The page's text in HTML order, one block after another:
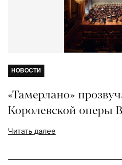
НОВОСТИ
«Тамерлано»
Королевской оперы
Читать далее